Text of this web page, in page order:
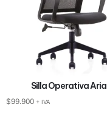
Silla Operativa Aria
$99.900 + IVA